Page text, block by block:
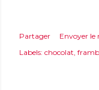
Partager
Envoyer le
Labels: chocolat